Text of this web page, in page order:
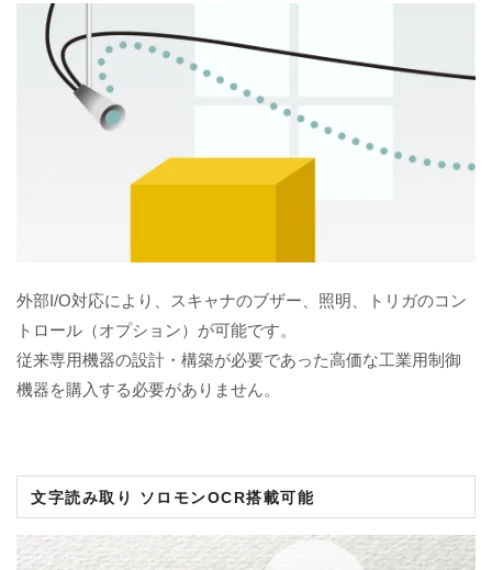
外部I/O対応により、スキャナのブザー、照明、トリガのコン
トロール（オプション）が可能です。
従来専用機器の設計・構築が必要であった高価な工業用制御
機器を購入する必要がありません。
文字読み取り ソロモンOCR搭載可能